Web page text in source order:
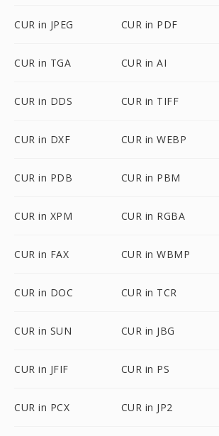
CUR in JPEG CUR in PDF
CUR in TGA CUR in AI
CUR in DDS CUR in TIFF
CUR in DXF CUR in WEBP
CUR in PDB CUR in PBM
CUR in XPM CUR in RGBA
CUR in FAX CUR in WBMP
CUR in DOC CUR in TCR
CUR in SUN CUR in JBG
CUR in JFIF CUR in PS
CUR in PCX CUR in JP2